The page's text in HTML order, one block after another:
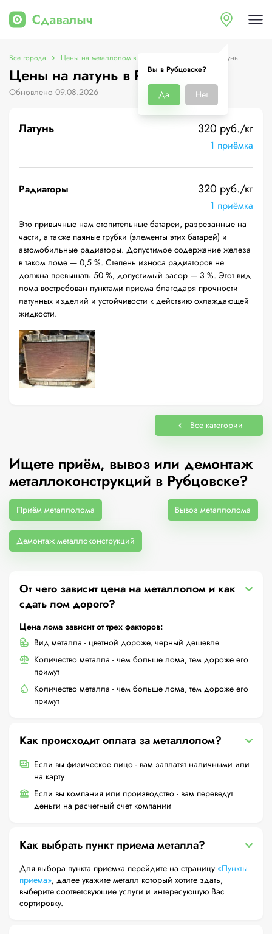
Вы в Рубцовске?
Да Нет
Все города Цены на металлолом в Рубцовске Цены на латунь
Цены на латунь в Рубцовске
Обновлено 09.08.2026
Латунь 320 руб./кг
1 приёмка
Радиаторы 320 руб./кг
1 приёмка
Это привычные нам отопительные батареи, разрезанные на
части, а также паяные трубки (элементы этих батарей) и
автомобильные радиаторы. Допустимое содержание железа
в таком ломе — 0,5 %. Степень износа радиаторов не
должна превышать 50 %, допустимый засор — 3 %. Этот вид
лома востребован пунктами приема благодаря прочности
латунных изделий и устойчивости к действию охлаждающей
жидкости.
Все категории
Ищете приём, вывоз или демонтаж
металлоконструкций в Рубцовске?
Приём металлолома Вывоз металлолома
Демонтаж металлоконструкций
От чего зависит цена на металлолом и как
сдать лом дорого?
Цена лома зависит от трех факторов:
Вид металла - цветной дороже, черный дешевле
Количество металла - чем больше лома, тем дороже его
примут
Количество металла - чем больше лома, тем дороже его
примут
Как происходит оплата за металлолом?
Если вы физическое лицо - вам заплатят наличными или
на карту
Если вы компания или производство - вам переведут
деньги на расчетный счет компании
Как выбрать пункт приема металла?
Для выбора пункта приемка перейдите на страницу «Пункты
приема», далее укажите металл который хотите здать,
выберите соответсвующие услуги и интересующую Вас
сортировку.